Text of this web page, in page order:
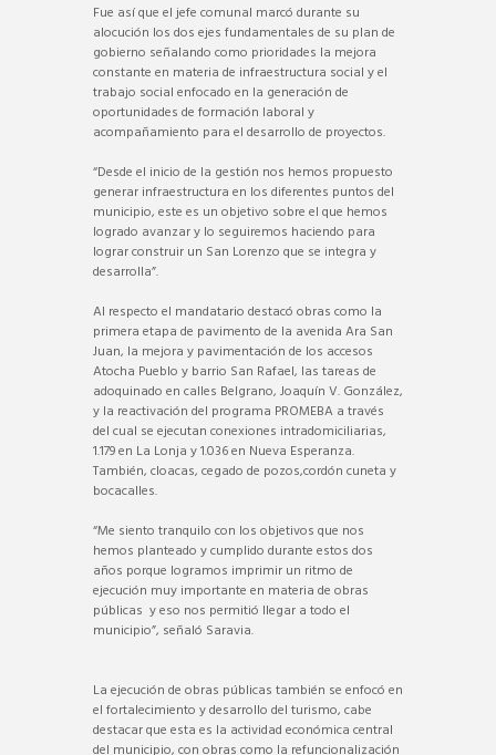
Fue así que el jefe comunal marcó durante su
alocución los dos ejes fundamentales de su plan de
gobierno señalando como prioridades la mejora
constante en materia de infraestructura social y el
trabajo social enfocado en la generación de
oportunidades de formación laboral y
acompañamiento para el desarrollo de proyectos.
“Desde el inicio de la gestión nos hemos propuesto
generar infraestructura en los diferentes puntos del
municipio, este es un objetivo sobre el que hemos
logrado avanzar y lo seguiremos haciendo para
lograr construir un San Lorenzo que se integra y
desarrolla”.
Al respecto el mandatario destacó obras como la
primera etapa de pavimento de la avenida Ara San
Juan, la mejora y pavimentación de los accesos
Atocha Pueblo y barrio San Rafael, las tareas de
adoquinado en calles Belgrano, Joaquín V. González,
y la reactivación del programa PROMEBA a través
del cual se ejecutan conexiones intradomiciliarias,
1.179 en La Lonja y 1.036 en Nueva Esperanza.
También, cloacas, cegado de pozos,cordón cuneta y
bocacalles.
“Me siento tranquilo con los objetivos que nos
hemos planteado y cumplido durante estos dos
años porque logramos imprimir un ritmo de
ejecución muy importante en materia de obras
públicas y eso nos permitió llegar a todo el
municipio”, señaló Saravia.
La ejecución de obras públicas también se enfocó en
el fortalecimiento y desarrollo del turismo, cabe
destacar que esta es la actividad económica central
del municipio, con obras como la refuncionalización